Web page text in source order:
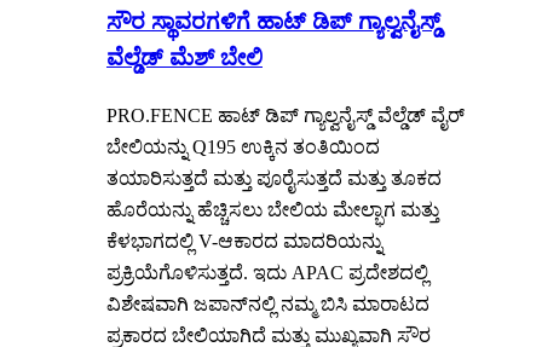
ಸೌರ ಸ್ಥಾವರಗಳಿಗೆ ಹಾಟ್ ಡಿಪ್ ಗ್ಯಾಲ್ವನೈಸ್ಡ್
ವೆಲ್ಡೆಡ್ ಮೆಶ್ ಬೇಲಿ
PRO.FENCE ಹಾಟ್ ಡಿಪ್ ಗ್ಯಾಲ್ವನೈಸ್ಡ್ ವೆಲ್ಡೆಡ್ ವೈರ್
ಬೇಲಿಯನ್ನು Q195 ಉಕ್ಕಿನ ತಂತಿಯಿಂದ
ತಯಾರಿಸುತ್ತದೆ ಮತ್ತು ಪೂರೈಸುತ್ತದೆ ಮತ್ತು ತೂಕದ
ಹೊರೆಯನ್ನು ಹೆಚ್ಚಿಸಲು ಬೇಲಿಯ ಮೇಲ್ಭಾಗ ಮತ್ತು
ಕೆಳಭಾಗದಲ್ಲಿ V-ಆಕಾರದ ಮಾದರಿಯನ್ನು
ಪ್ರಕ್ರಿಯೆಗೊಳಿಸುತ್ತದೆ. ಇದು APAC ಪ್ರದೇಶದಲ್ಲಿ
ವಿಶೇಷವಾಗಿ ಜಪಾನ್‌ನಲ್ಲಿ ನಮ್ಮ ಬಿಸಿ ಮಾರಾಟದ
ಪ್ರಕಾರದ ಬೇಲಿಯಾಗಿದೆ ಮತ್ತು ಮುಖ್ಯವಾಗಿ ಸೌರ